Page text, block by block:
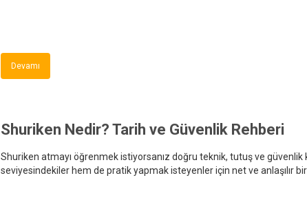
Devamı
Shuriken Nedir? Tarih ve Güvenlik Rehberi
Shuriken atmayı öğrenmek istiyorsanız doğru teknik, tutuş ve güvenlik
seviyesindekiler hem de pratik yapmak isteyenler için net ve anlaşılır